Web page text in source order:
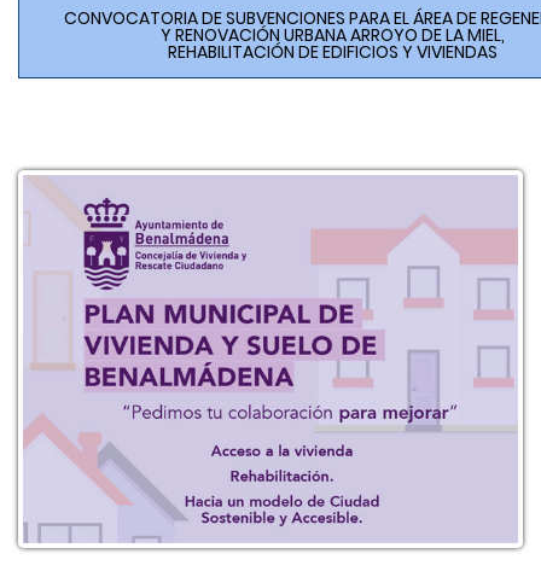
CONVOCATORIA DE SUBVENCIONES PARA EL ÁREA DE
Y RENOVACIÓN URBANA ARROYO DE LA MIEL,
REHABILITACIÓN DE EDIFICIOS Y VIVIENDAS